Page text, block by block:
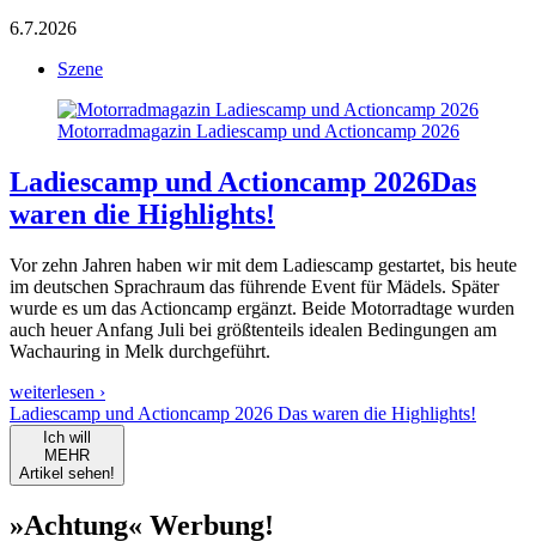
6.7.2026
Szene
Motorradmagazin Ladiescamp und Actioncamp 2026
Ladiescamp und Actioncamp 2026Das
waren die Highlights!
Vor zehn Jahren haben wir mit dem Ladiescamp gestartet, bis heute
im deutschen Sprachraum das führende Event für Mädels. Später
wurde es um das Actioncamp ergänzt. Beide Motorradtage wurden
auch heuer Anfang Juli bei größtenteils idealen Bedingungen am
Wachauring in Melk durchgeführt.
weiterlesen ›
Ladiescamp und Actioncamp 2026 Das waren die Highlights!
Ich will
MEHR
Artikel sehen!
»Achtung« Werbung!